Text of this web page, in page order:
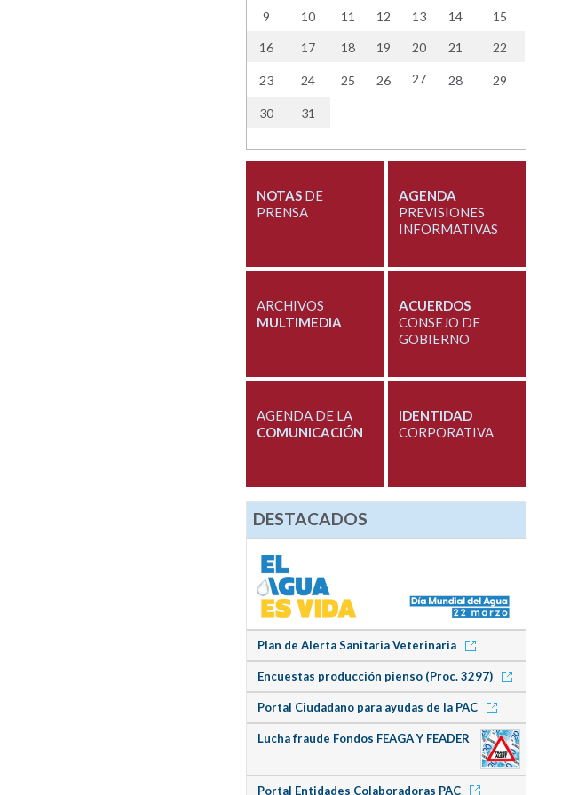
9 10 11 12 13 14 15
16 17 18 19 20 21 22
23 24 25 26 27 28 29
30 31
NOTASDE
PRENSA
AGENDA
PREVISIONES
INFORMATIVAS
ARCHIVOS
MULTIMEDIA
ACUERDOS
CONSEJO DE
GOBIERNO
AGENDA DE LA
COMUNICACIÓN
IDENTIDAD
CORPORATIVA
DESTACADOS
Plan de Alerta Sanitaria Veterinaria
Encuestas producción pienso (Proc. 3297)
Portal Ciudadano para ayudas de la PAC
Lucha fraude Fondos FEAGA Y FEADER
Portal Entidades Colaboradoras PAC